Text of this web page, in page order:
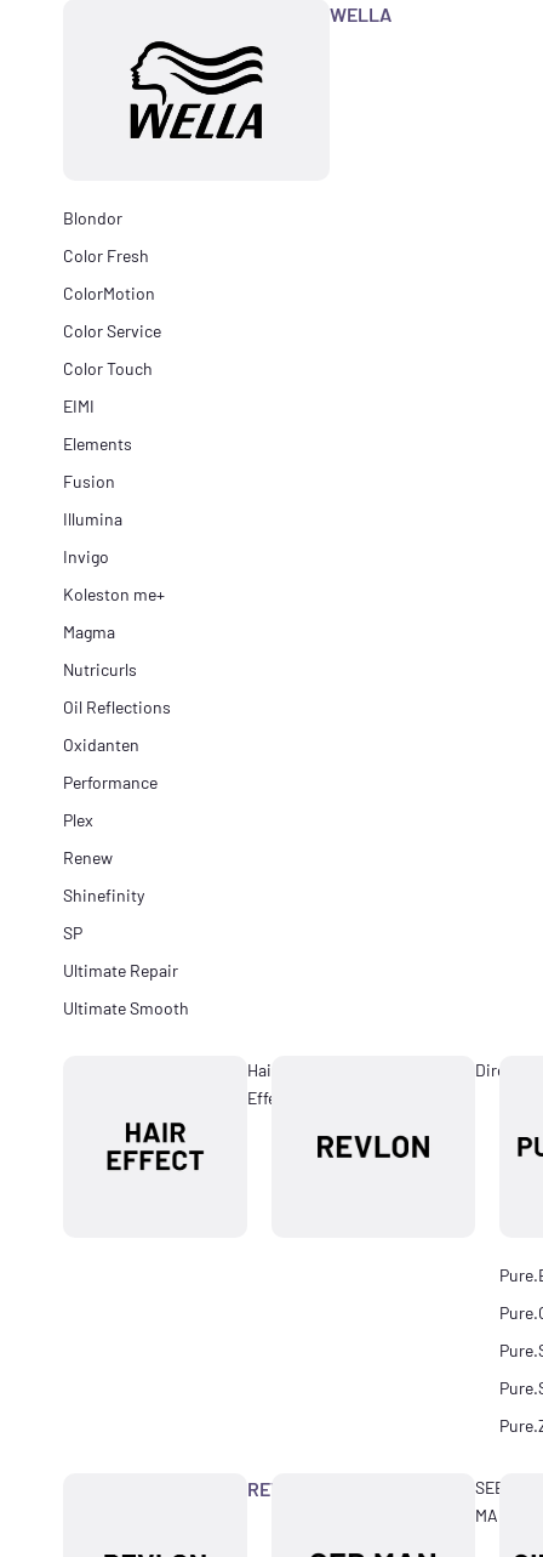
WELLA
Blondor
Color Fresh
ColorMotion
Color Service
Color Touch
EIMI
Elements
Fusion
Illumina
Invigo
Koleston me+
Magma
Nutricurls
Oil Reflections
Oxidanten
Performance
Plex
Renew
Shinefinity
SP
Ultimate Repair
Ultimate Smooth
Hair
Effect
REVLON
SEB
MAN